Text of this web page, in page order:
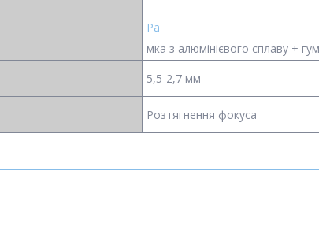
Ра
мка з алюмінієвого сплаву +
5,5-2,7 мм
Розтягнення фокуса